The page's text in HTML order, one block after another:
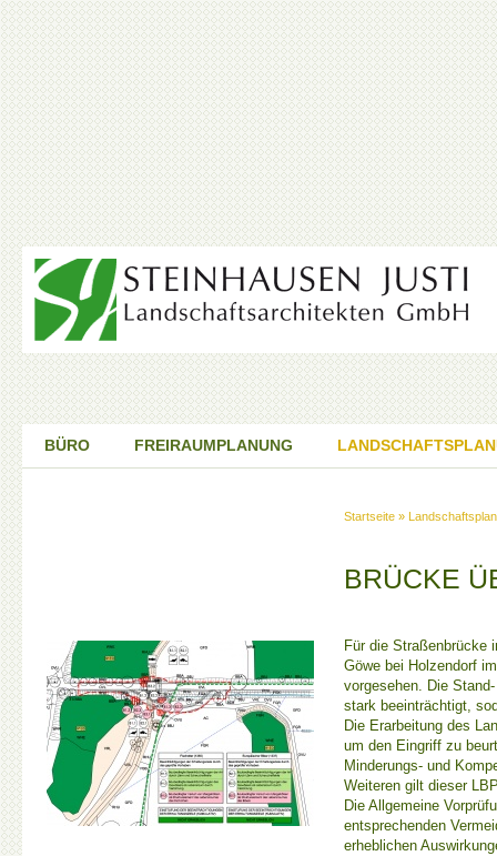
BÜRO FREIRAUMPLANUNG
Startseite »
BRÜCKE
Für die Straßenbrücke
Göwe bei Holzendorf
vorgesehen. Die
stark beeinträchtigt,
Die Erarbeitung des
um den Eingriff zu
Minderungs- und
Weiteren gilt dieser
Die Allgemeine
entsprechenden
erheblichen